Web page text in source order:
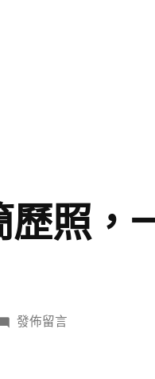
歷照，
在
發佈留言